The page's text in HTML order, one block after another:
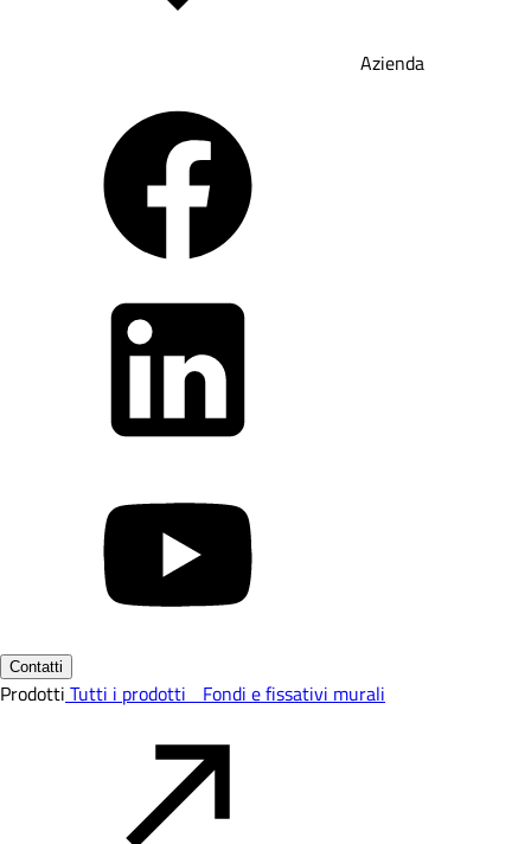
Azienda
Contatti
Prodotti Tutti i prodotti Fondi e fissativi murali